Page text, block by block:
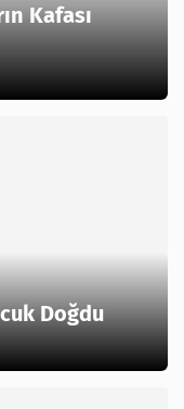
Kafası
Doğdu